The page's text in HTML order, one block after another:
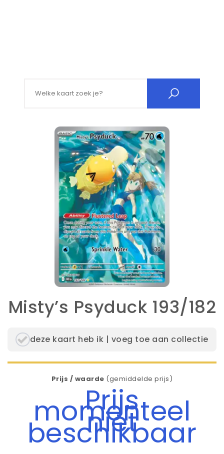
Misty’s Psyduck 193/182
deze kaart heb ik | voeg toe aan collectie
Prijs / waarde (gemiddelde prijs)
Prijs
momenteel
niet
beschikbaar